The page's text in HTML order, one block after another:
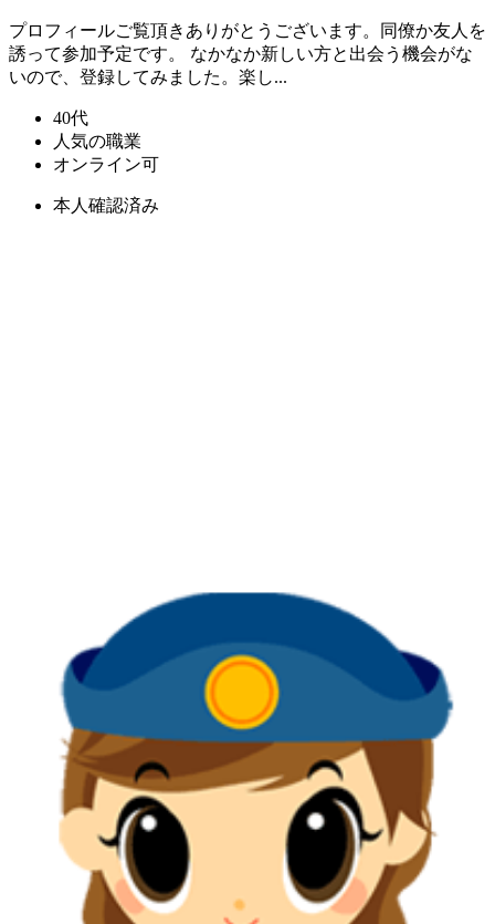
プロフィールご覧頂きありがとうございます。同僚か友人を
誘って参加予定です。 なかなか新しい方と出会う機会がな
いので、登録してみました。楽し...
40代
人気の職業
オンライン可
本人確認済み